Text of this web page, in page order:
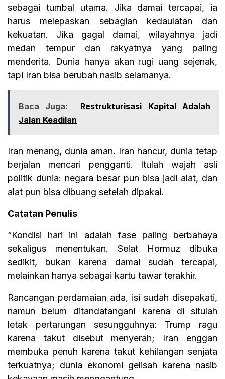
sebagai tumbal utama. Jika damai tercapai, ia
harus melepaskan sebagian kedaulatan dan
kekuatan. Jika gagal damai, wilayahnya jadi
medan tempur dan rakyatnya yang paling
menderita. Dunia hanya akan rugi uang sejenak,
tapi Iran bisa berubah nasib selamanya.
Baca Juga:
Restrukturisasi Kapital Adalah
Jalan Keadilan
Iran menang, dunia aman. Iran hancur, dunia tetap
berjalan mencari pengganti. Itulah wajah asli
politik dunia: negara besar pun bisa jadi alat, dan
alat pun bisa dibuang setelah dipakai.
Catatan Penulis
“Kondisi hari ini adalah fase paling berbahaya
sekaligus menentukan. Selat Hormuz dibuka
sedikit, bukan karena damai sudah tercapai,
melainkan hanya sebagai kartu tawar terakhir.
Rancangan perdamaian ada, isi sudah disepakati,
namun belum ditandatangani karena di situlah
letak pertarungan sesungguhnya: Trump ragu
karena takut disebut menyerah; Iran enggan
membuka penuh karena takut kehilangan senjata
terkuatnya; dunia ekonomi gelisah karena nasib